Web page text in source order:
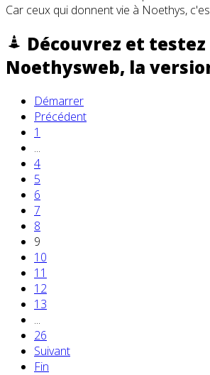
Car ceux qui donnent vie à Noethys,
Découvrez et testez
Noethysweb, la
Démarrer
Précédent
1
...
4
5
6
7
8
9
10
11
12
13
...
26
Suivant
Fin